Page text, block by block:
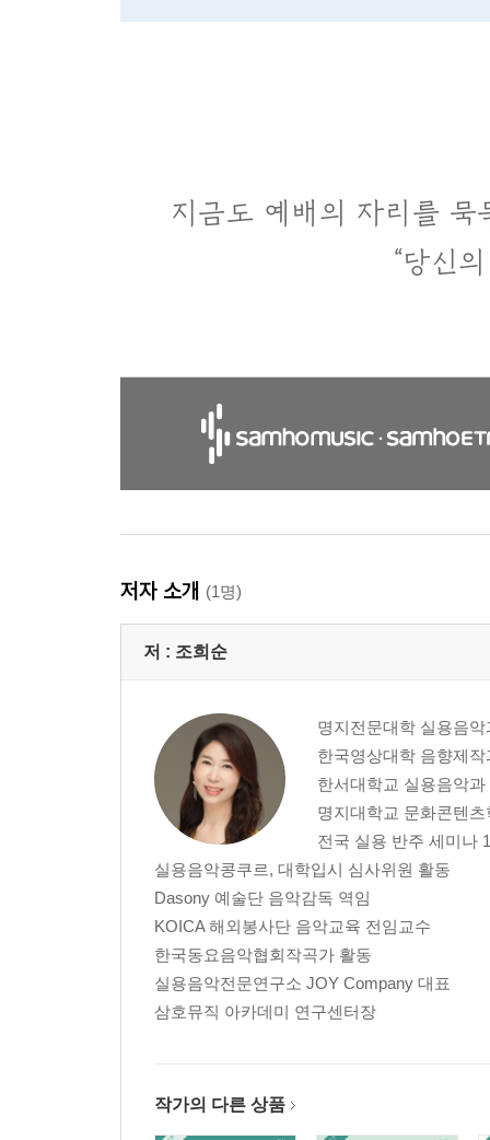
저자 소개 (1명)
저 : 조희순
명지전문대학 실용음
한국영상대학 음향제
한서대학교 실용음악
명지대학교 문화콘텐
전국 실용 반주 세미나
실용음악콩쿠르, 대학입시 심사위원 활동
Dasony 예술단 음악감독 역임
KOICA 해외봉사단 음악교육 전임교수
한국동요음악협회작곡가 활동
실용음악전문연구소 JOY Company 대표
삼호뮤직 아카데미 연구센터장
작가의 다른 상품